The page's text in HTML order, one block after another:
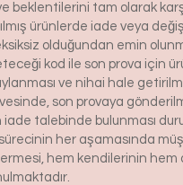
beklentilerini tam olarak
ürünlerde iade veya
olduğundan emin
kod ile son prova için
ve nihai hale
son provaya
talebinde bulunması
her aşamasında
hem kendilerinin hem